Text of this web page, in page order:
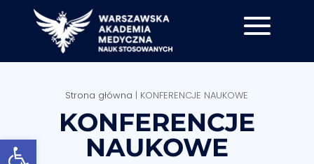
Strona główna | KONFERENCJE NAUKOWE
KONFERENCJE
NAUKOWE
Otwórz pasek narzędzi